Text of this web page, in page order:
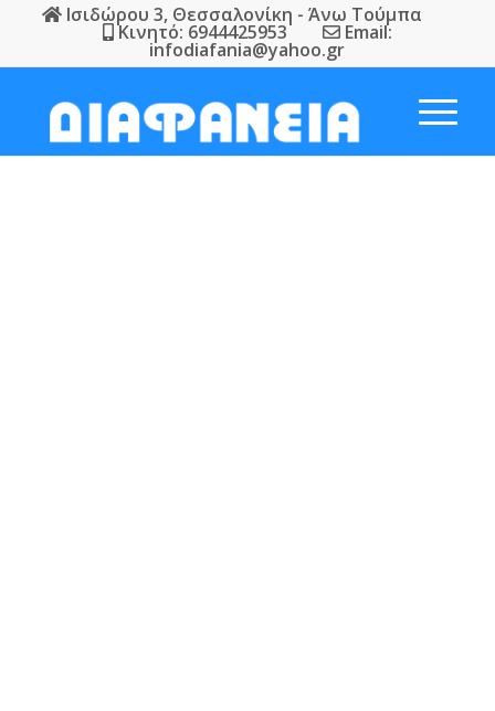
Ισιδώρου 3, Θεσσαλονίκη - Άνω Τούμπα
Κινητό: 6944425953 Email:
infodiafania@yahoo.gr